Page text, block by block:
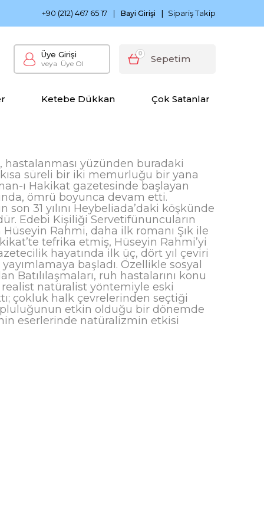
TL ve Üzeri Siparişlerinizde Kargo Bedava
+90 (212) 467 65 17 | Bayi Girişi | Sipariş Takip
0 Sepetim
Üye Girişi
veya Üye Ol
Ketebe Dükkan Çok Satanlar
hastalanması yüzünden buradaki
süreli bir iki memurluğu bir yana
ı Hakikat gazetesinde başlayan
ömrü boyunca devam etti.
son 31 yılını Heybeliada’daki köşkünde
Edebi Kişiliği Servetifünuncuların
Rahmi, daha ilk romanı Şık ile
tefrika etmiş, Hüseyin Rahmi’yi
hayatında ilk üç, dört yıl çeviri
başladı. Özellikle sosyal
Batılılaşmaları, ruh hastalarını konu
natüralist yöntemiyle eski
çokluk halk çevrelerinden seçtiği
etkin olduğu bir dönemde
eserlerinde natüralizmin etkisi